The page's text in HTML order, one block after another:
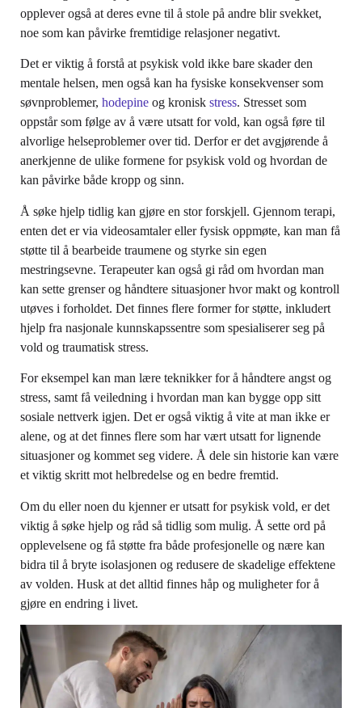
opplever også at deres evne til å stole på andre blir svekket,
noe som kan påvirke fremtidige relasjoner negativt.
Det er viktig å forstå at psykisk vold ikke bare skader den
mentale helsen, men også kan ha fysiske konsekvenser som
søvnproblemer, hodepine og kronisk stress. Stresset som
oppstår som følge av å være utsatt for vold, kan også føre til
alvorlige helseproblemer over tid. Derfor er det avgjørende å
anerkjenne de ulike formene for psykisk vold og hvordan de
kan påvirke både kropp og sinn.
Å søke hjelp tidlig kan gjøre en stor forskjell. Gjennom terapi,
enten det er via videosamtaler eller fysisk oppmøte, kan man få
støtte til å bearbeide traumene og styrke sin egen
mestringsevne. Terapeuter kan også gi råd om hvordan man
kan sette grenser og håndtere situasjoner hvor makt og kontroll
utøves i forholdet. Det finnes flere former for støtte, inkludert
hjelp fra nasjonale kunnskapssentre som spesialiserer seg på
vold og traumatisk stress.
For eksempel kan man lære teknikker for å håndtere angst og
stress, samt få veiledning i hvordan man kan bygge opp sitt
sosiale nettverk igjen. Det er også viktig å vite at man ikke er
alene, og at det finnes flere som har vært utsatt for lignende
situasjoner og kommet seg videre. Å dele sin historie kan være
et viktig skritt mot helbredelse og en bedre fremtid.
Om du eller noen du kjenner er utsatt for psykisk vold, er det
viktig å søke hjelp og råd så tidlig som mulig. Å sette ord på
opplevelsene og få støtte fra både profesjonelle og nære kan
bidra til å bryte isolasjonen og redusere de skadelige effektene
av volden. Husk at det alltid finnes håp og muligheter for å
gjøre en endring i livet.